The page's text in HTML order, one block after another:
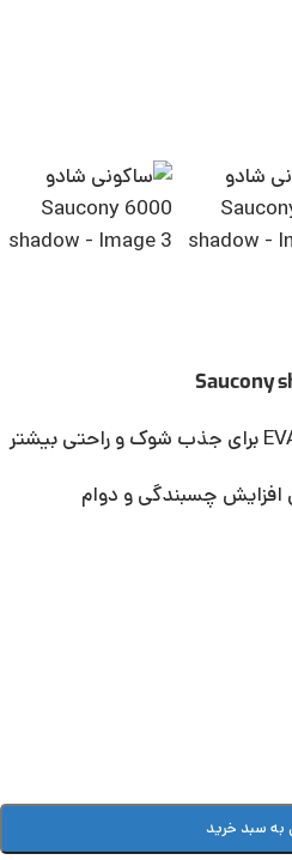
افزایش چسبندگی و دوام
به سبد خرید